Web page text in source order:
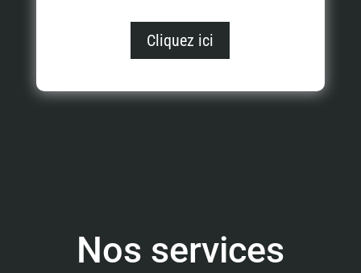
Cliquez ici
Nos services